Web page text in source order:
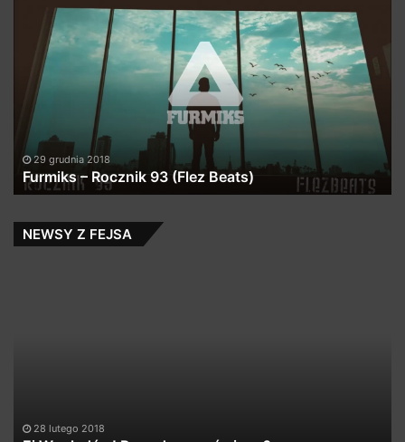
Rocznik
(Flez
Beats)
29 grudnia 2018
Furmiks – Rocznik 93 (Flez Beats)
NEWSY Z FEJSA
28 lutego 2018